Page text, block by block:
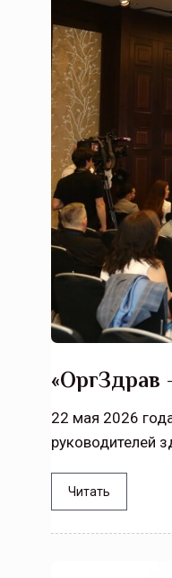
«ОргЗдрав
22 мая 2026
руководителей
Читать